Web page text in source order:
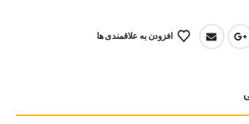
افزودن به علاقمندی ها